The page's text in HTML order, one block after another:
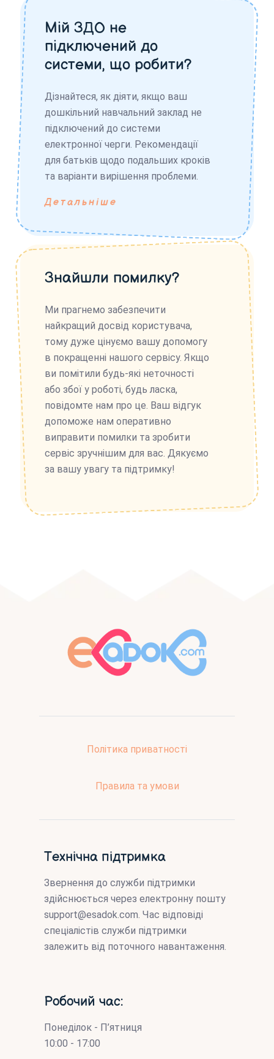
Мій ЗДО не
підключений до
системи, що робити?
Дізнайтеся, як діяти, якщо ваш
дошкільний навчальний заклад не
підключений до системи
електронної черги. Рекомендації
для батьків щодо подальших кроків
та варіанти вирішення проблеми.
Детальніше
Знайшли помилку?
Ми прагнемо забезпечити
найкращий досвід користувача,
тому дуже цінуємо вашу допомогу
в покращенні нашого сервісу. Якщо
ви помітили будь-які неточності
або збої у роботі, будь ласка,
повідомте нам про це. Ваш відгук
допоможе нам оперативно
виправити помилки та зробити
сервіс зручнішим для вас. Дякуємо
за вашу увагу та підтримку!
Політика приватності
Правила та умови
Технічна підтримка
Звернення до служби підтримки
здійснюється через електронну пошту
support@esadok.com . Час відповіді
спеціалістів служби підтримки
залежить від поточного навантаження.
Робочий час:
Понеділок - П’ятниця
10:00 - 17:00